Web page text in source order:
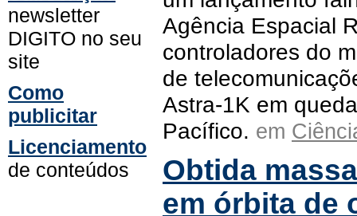
newsletter
DIGITO no seu
site
Como
publicitar
Licenciamento
de conteúdos
Agência Espacial
controladores do
de
Astra-1K em
Pacífico. em
Obtida
em órbita de